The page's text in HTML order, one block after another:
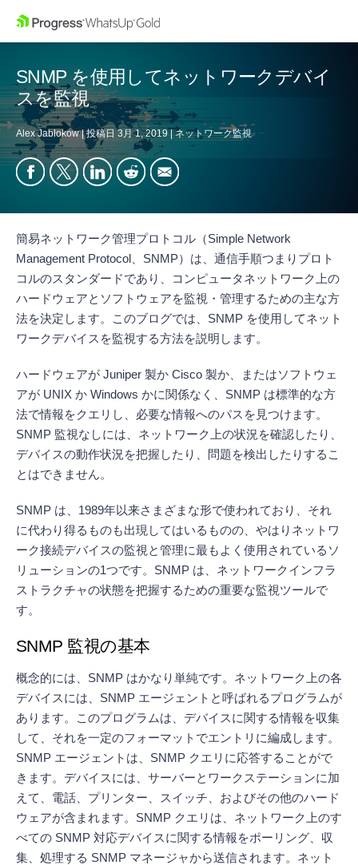
SNMP を使用してネットワークデバイ
スを監視
Alex Jablokow |投稿日 3月 1, 2019 |ネットワーク監視
簡易ネットワーク管理プロトコル（Simple Network
Management Protocol、SNMP）は、通信手順つまりプロト
コルのスタンダードであり、コンピュータネットワーク上の
ハードウェアとソフトウェアを監視・管理するための主な方
法を決定します。このブログでは、SNMP を使用してネット
ワークデバイスを監視する方法を説明します。
ハードウェアが Juniper 製か Cisco 製か、またはソフトウェ
アが UNIX か Windows かに関係なく、SNMP は標準的な方
法で情報をクエリし、必要な情報へのパスを見つけます。
SNMP 監視なしには、ネットワーク上の状況を確認したり、
デバイスの動作状況を把握したり、問題を検出したりするこ
とはできません。
SNMP は、1989年以来さまざまな形で使われており、それ
に代わり得るものも出現してはいるものの、やはりネットワ
ーク接続デバイスの監視と管理に最もよく使用されているソ
リューションの1つです。SNMP は、ネットワークインフラ
ストラクチャの状態を把握するための重要な監視ツールで
す。
SNMP 監視の基本
概念的には、SNMP はかなり単純です。ネットワーク上の各
デバイスには、SNMP エージェントと呼ばれるプログラムが
あります。このプログラムは、デバイスに関する情報を収集
して、それを一定のフォーマットでエントリに編成します。
SNMP エージェントは、SNMP クエリに応答することがで
きます。デバイスには、サーバーとワークステーションに加
えて、電話、プリンター、スイッチ、およびその他のハード
ウェアが含まれます。SNMP クエリは、ネットワーク上のす
べての SNMP 対応デバイスに関する情報をポーリング、収
集、処理する SNMP マネージャから送信されます。ネット